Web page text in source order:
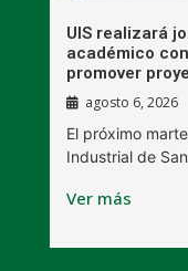
UIS realizará
académico
promover
agosto 6, 2026
El próximo
Industrial de
Ver más